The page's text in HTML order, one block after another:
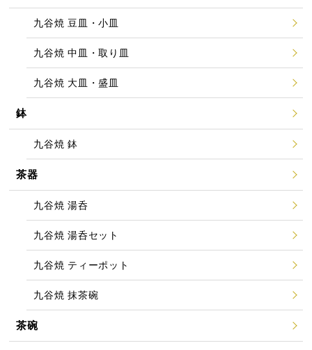
九谷焼 豆皿・小皿
九谷焼 中皿・取り皿
九谷焼 大皿・盛皿
鉢
九谷焼 鉢
茶器
九谷焼 湯呑
九谷焼 湯呑セット
九谷焼 ティーポット
九谷焼 抹茶碗
茶碗